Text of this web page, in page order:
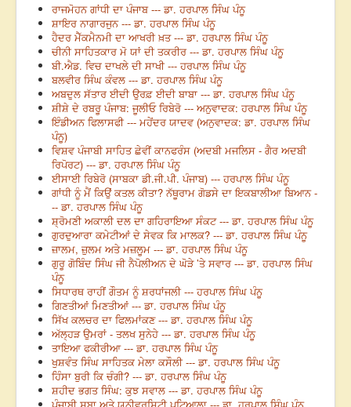
ਰਾਜਮੋਹਨ ਗਾਂਧੀ ਦਾ ਪੰਜਾਬ --- ਡਾ. ਹਰਪਾਲ ਸਿੰਘ ਪੰਨੂ
ਸ਼ਾਇਰ ਨਾਗਾਰਜੁਨ --- ਡਾ. ਹਰਪਾਲ ਸਿੰਘ ਪੰਨੂ
ਹੈਦਰ ਮੈੱਕਮੈਨਮੀ ਦਾ ਆਖਰੀ ਖ਼ਤ --- ਡਾ. ਹਰਪਾਲ ਸਿੰਘ ਪੰਨੂ
ਚੀਨੀ ਸਾਹਿਤਕਾਰ ਮੋ ਯਾਂ ਦੀ ਤਕਰੀਰ --- ਡਾ. ਹਰਪਾਲ ਸਿੰਘ ਪੰਨੂ
ਬੀ.ਐਡ. ਵਿਚ ਦਾਖਲੇ ਦੀ ਸਾਖੀ --- ਹਰਪਾਲ ਸਿੰਘ ਪੰਨੂ
ਬਲਵੀਰ ਸਿੰਘ ਕੰਵਲ --- ਡਾ. ਹਰਪਾਲ ਸਿੰਘ ਪੰਨੂ
ਅਬਦੁਲ ਸੱਤਾਰ ਈਦੀ ਉਰਫ਼ ਈਦੀ ਬਾਬਾ --- ਡਾ. ਹਰਪਾਲ ਸਿੰਘ ਪੰਨੂ
ਸ਼ੀਸ਼ੇ ਦੇ ਰਬਰੂ ਪੰਜਾਬ: ਜੂਲੀਓ ਰਿਬੇਰੋ --- ਅਨੁਵਾਦਕ: ਹਰਪਾਲ ਸਿੰਘ ਪੰਨੂ
ਇੰਡੀਅਨ ਫਿਲਾਸਫੀ --- ਮਹੇਂਦਰ ਯਾਦਵ (ਅਨੁਵਾਦਕ: ਡਾ. ਹਰਪਾਲ ਸਿੰਘ
ਪੰਨੂ)
ਵਿਸ਼ਵ ਪੰਜਾਬੀ ਸਾਹਿਤ ਛੇਵੀਂ ਕਾਨਫਰੰਸ (ਅਦਬੀ ਮਜਲਿਸ - ਗੈਰ ਅਦਬੀ
ਰਿਪੋਰਟ) --- ਡਾ. ਹਰਪਾਲ ਸਿੰਘ ਪੰਨੂ
ਈਸਾਈ ਰਿਬੇਰੋ (ਸਾਬਕਾ ਡੀ.ਜੀ.ਪੀ. ਪੰਜਾਬ) --- ਹਰਪਾਲ ਸਿੰਘ ਪੰਨੂ
ਗਾਂਧੀ ਨੂੰ ਮੈਂ ਕਿਉਂ ਕਤਲ ਕੀਤਾ? ਨੱਥੂਰਾਮ ਗੋਡਸੇ ਦਾ ਇਕਬਾਲੀਆ ਬਿਆਨ -
-- ਡਾ. ਹਰਪਾਲ ਸਿੰਘ ਪੰਨੂ
ਸ਼੍ਰੋਮਣੀ ਅਕਾਲੀ ਦਲ ਦਾ ਗਹਿਰਾਇਆ ਸੰਕਟ --- ਡਾ. ਹਰਪਾਲ ਸਿੰਘ ਪੰਨੂ
ਗੁਰਦੁਆਰਾ ਕਮੇਟੀਆਂ ਦੇ ਸੇਵਕ ਕਿ ਮਾਲਕ? --- ਡਾ. ਹਰਪਾਲ ਸਿੰਘ ਪੰਨੂ
ਜ਼ਾਲਮ, ਜ਼ੁਲਮ ਅਤੇ ਮਜ਼ਲੂਮ --- ਡਾ. ਹਰਪਾਲ ਸਿੰਘ ਪੰਨੂ
ਗੁਰੂ ਗੋਬਿੰਦ ਸਿੰਘ ਜੀ ਨੈਪੋਲੀਅਨ ਦੇ ਘੋੜੇ ’ਤੇ ਸਵਾਰ --- ਡਾ. ਹਰਪਾਲ ਸਿੰਘ
ਪੰਨੂ
ਸਿਧਾਰਥ ਰਾਹੀਂ ਗੌਤਮ ਨੂੰ ਸ਼ਰਧਾਂਜਲੀ --- ਹਰਪਾਲ ਸਿੰਘ ਪੰਨੂ
ਗਿਣਤੀਆਂ ਮਿਣਤੀਆਂ --- ਡਾ. ਹਰਪਾਲ ਸਿੰਘ ਪੰਨੂ
ਸਿੱਖ ਕਲਚਰ ਦਾ ਫਿਲਮਾਂਕਣ --- ਡਾ. ਹਰਪਾਲ ਸਿੰਘ ਪੰਨੂ
ਅੱਲ੍ਹੜ ਉਮਰਾਂ - ਤਲਖ ਸੁਨੇਹੇ --- ਡਾ. ਹਰਪਾਲ ਸਿੰਘ ਪੰਨੂ
ਤਾਇਆ ਫਕੀਰੀਆ --- ਡਾ. ਹਰਪਾਲ ਸਿੰਘ ਪੰਨੂ
ਖੁਸ਼ਵੰਤ ਸਿੰਘ ਸਾਹਿਤਕ ਮੇਲਾ ਕਸੌਲੀ --- ਡਾ. ਹਰਪਾਲ ਸਿੰਘ ਪੰਨੂ
ਹਿੰਸਾ ਬੁਰੀ ਕਿ ਚੰਗੀ? --- ਡਾ. ਹਰਪਾਲ ਸਿੰਘ ਪੰਨੂ
ਸ਼ਹੀਦ ਭਗਤ ਸਿੰਘ: ਕੁਝ ਸਵਾਲ --- ਡਾ. ਹਰਪਾਲ ਸਿੰਘ ਪੰਨੂ
ਪੰਜਾਬੀ ਸੂਬਾ ਅਤੇ ਯੂਨੀਵਰਸਿਟੀ ਪਟਿਆਲਾ --- ਡਾ. ਹਰਪਾਲ ਸਿੰਘ ਪੰਨੂ